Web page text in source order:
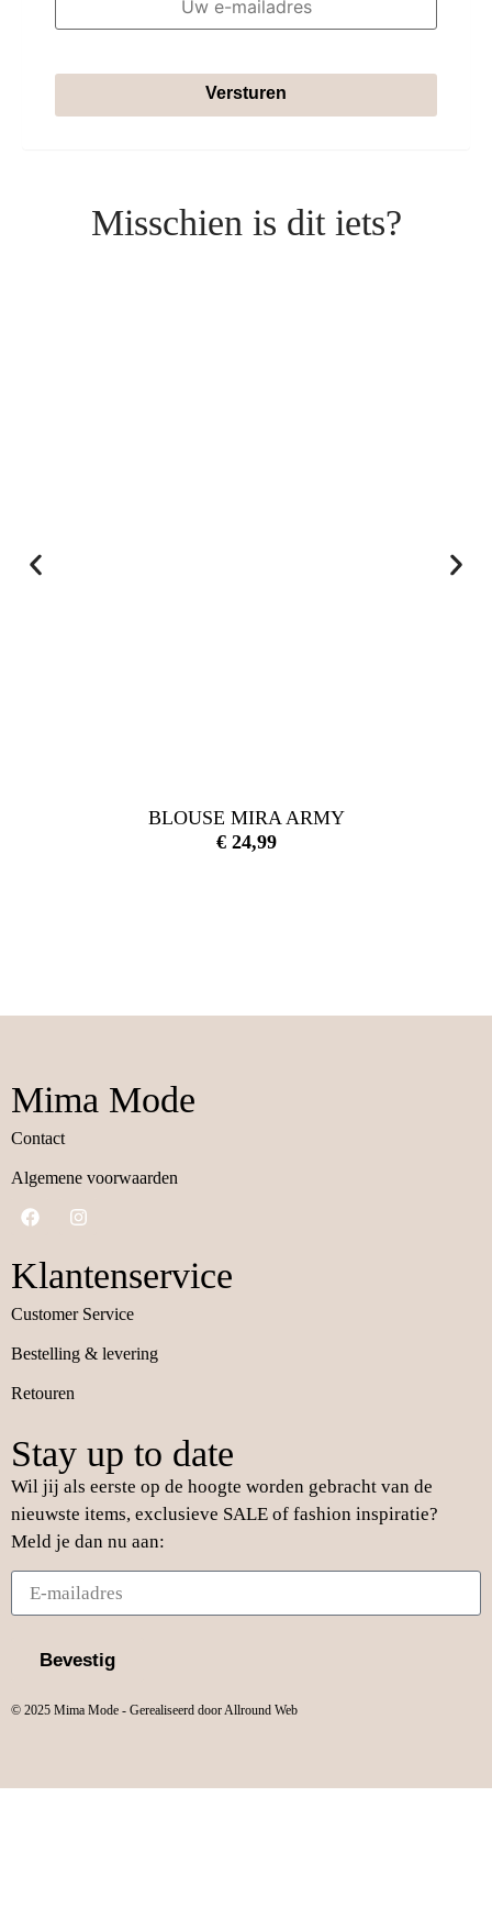
Versturen
Misschien is dit iets?
BLOUSE MIRA ARMY
€24,99
Mima Mode
Contact
Algemene voorwaarden
Klantenservice
Customer Service
Bestelling & levering
Retouren
Stay up to date
Wil jij als eerste op de hoogte worden gebracht van de
nieuwste items, exclusieve SALE of fashion inspiratie?
Meld je dan nu aan:
Bevestig
© 2025 Mima Mode - Gerealiseerd door Allround Web